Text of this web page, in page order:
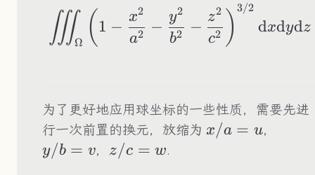
∭Ω ( 1 −
a2
x2
−
b2
y2
−
c2
z2 )
3/2
dxdydz
为了更好地应用球坐标的一些性质，需要先进
行一次前置的换元，放缩为 x/a=u
x/a = u，
y/b = v， z/c=w
z/c = w.